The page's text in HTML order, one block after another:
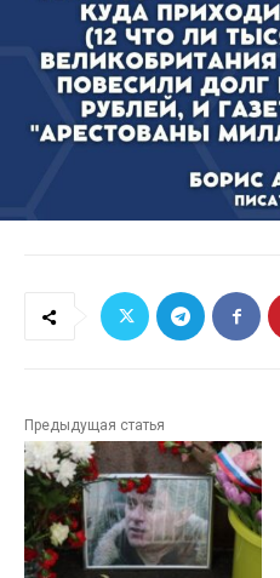
Предыдущая статья